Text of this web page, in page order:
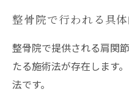
整骨院で行われる具
整骨院で提供される肩関
たる施術法が存在します
法です。